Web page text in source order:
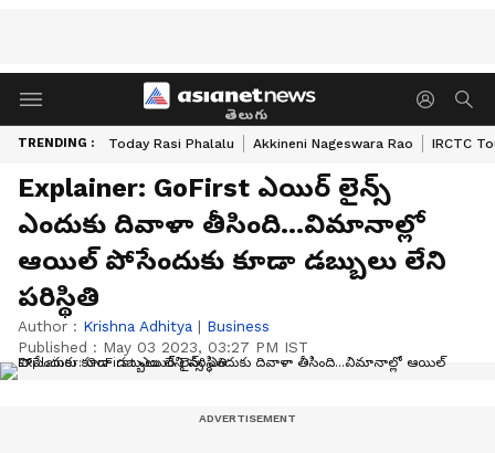
తెలుగు
TRENDING : Today Rasi Phalalu Akkineni Nageswara Rao IRCTC
Explainer: GoFirst ఎయిర్ లైన్స్
ఎందుకు దివాళా తీసింది...విమానాల్లో
ఆయిల్ పోసేందుకు కూడా డబ్బులు లేని
పరిస్థితి
Author : Krishna Adhitya | Business
Published : May 03 2023, 03:27 PM IST